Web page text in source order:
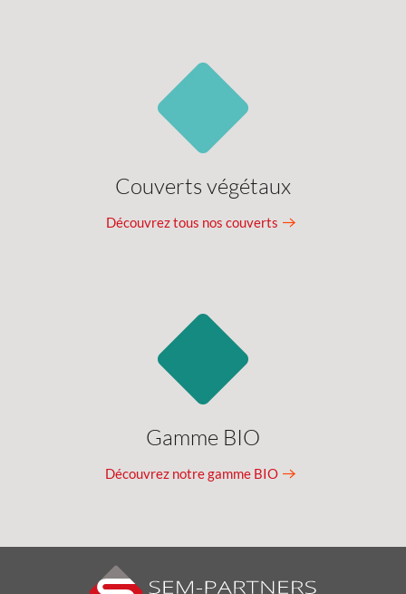
Couverts végétaux
Découvrez tous nos couverts
Gamme BIO
Découvrez notre gamme BIO